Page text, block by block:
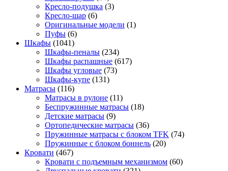
Кресло-подушка (3)
Кресло-шар (6)
Оригинальные модели (1)
Пуфы (6)
Шкафы (1041)
Шкафы-пеналы (234)
Шкафы распашные (617)
Шкафы угловые (73)
Шкафы-купе (131)
Матрасы (116)
Матрасы в рулоне (11)
Беспружинные матрасы (18)
Детские матрасы (9)
Ортопедические матрасы (36)
Пружинные матрасы с блоком TFK (74)
Пружинные с блоком боннель (20)
Кровати (467)
Кровати с подъемным механизмом (60)